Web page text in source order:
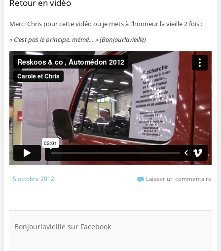
Retour en vidéo
Merci Chris pour cette vidéo ou je mets à l’honneur la vieille 2 fois :
« C’est pas le principe, mémé… » (Bonjourlavieille)
15 octobre 2012 Laisser un commentaire
Bonjourlavieille sur Facebook